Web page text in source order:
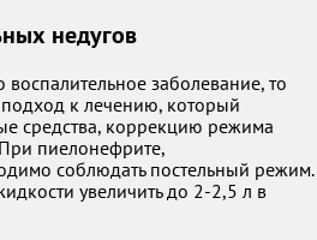
недугов
заболевание, то
к лечению, который
средства, коррекцию режима
пиелонефрите,
соблюдать постельный режим.
увеличить до 2-2,5 л в